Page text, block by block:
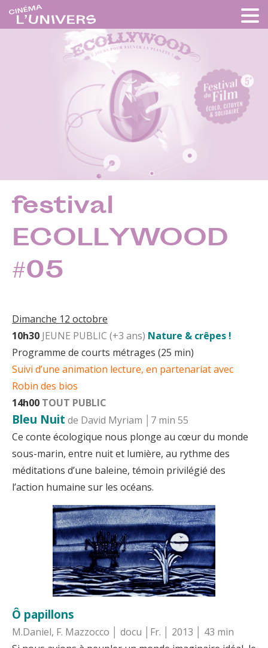
festival
ECOLLYWOOD
#05
Dimanche 12 octobre
10h30 JEUNE PUBLIC (+3 ans) Nature & crêpes !
Programme de courts métrages (25 min)
Suivi d’une animation lecture, en partenariat avec
Robin des bios
14h00 TOUT PUBLIC
Bleu Nuit de David Myriam │7 min 55
Ce conte écologique nous plonge au cœur du monde
sous-marin, entre nuit et lumière, au rythme des
méditations d’une baleine, témoin privilégié des
l’action humaine sur les océans.
Ô papillons
M.Daniel, F. Mazzocco │ docu │Fr. │ 2013 │ 43 min